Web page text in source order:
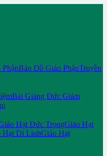
Bản Đồ Giáo PhậnTruyền
Bài Giảng Đức Giám
Hạt Đức TrọngGiáo Hạt
Hạt Di LinhGiáo Hạt